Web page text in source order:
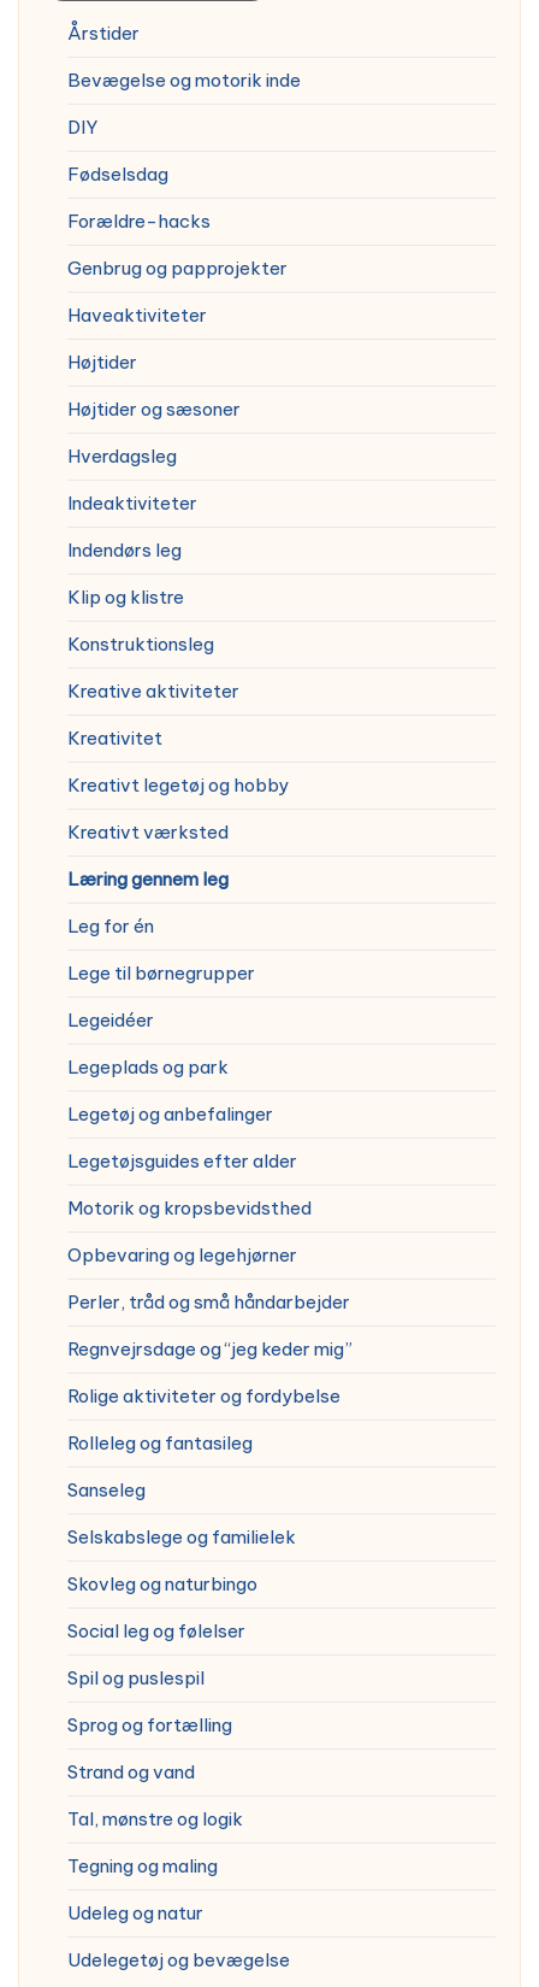
Årstider
Bevægelse og motorik inde
DIY
Fødselsdag
Forældre-hacks
Genbrug og papprojekter
Haveaktiviteter
Højtider
Højtider og sæsoner
Hverdagsleg
Indeaktiviteter
Indendørs leg
Klip og klistre
Konstruktionsleg
Kreative aktiviteter
Kreativitet
Kreativt legetøj og hobby
Kreativt værksted
Læring gennem leg
Leg for én
Lege til børnegrupper
Legeidéer
Legeplads og park
Legetøj og anbefalinger
Legetøjsguides efter alder
Motorik og kropsbevidsthed
Opbevaring og legehjørner
Perler, tråd og små håndarbejder
Regnvejrsdage og “jeg keder mig”
Rolige aktiviteter og fordybelse
Rolleleg og fantasileg
Sanseleg
Selskabslege og familielek
Skovleg og naturbingo
Social leg og følelser
Spil og puslespil
Sprog og fortælling
Strand og vand
Tal, mønstre og logik
Tegning og maling
Udeleg og natur
Udelegetøj og bevægelse